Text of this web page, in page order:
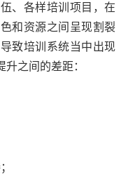
、各样培训项目，在
和资源之间呈现割裂
致培训系统当中出现
之间的差距：